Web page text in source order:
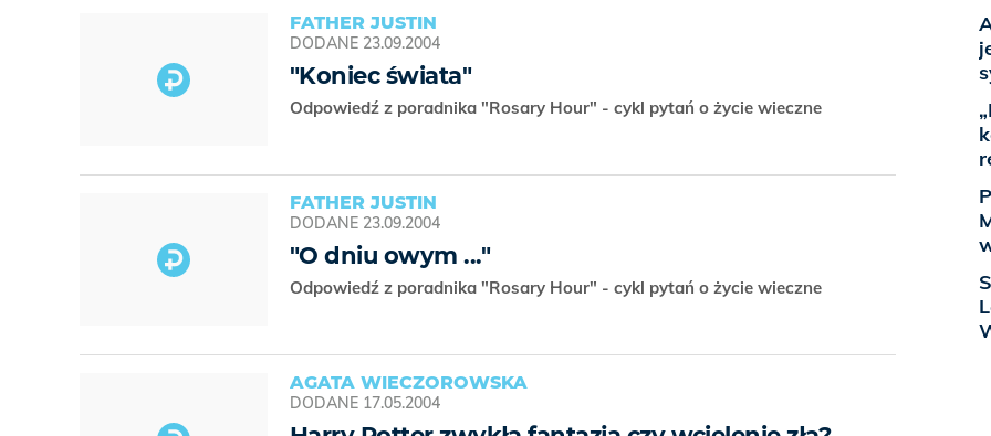
FATHER JUSTIN
DODANE 23.09.2004
"Koniec świata"
Odpowiedź z poradnika "Rosary Hour" - cykl pytań o życie wieczne
FATHER JUSTIN
DODANE 23.09.2004
"O dniu owym ..."
Odpowiedź z poradnika "Rosary Hour" - cykl pytań o życie wieczne
AGATA WIECZOROWSKA
DODANE 17.05.2004